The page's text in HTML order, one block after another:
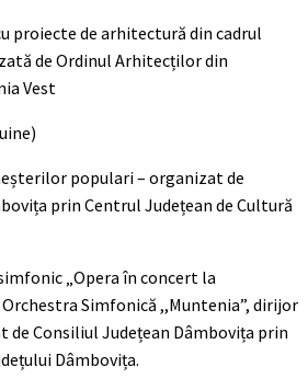
proiecte de arhitectură din cadrul
de Ordinul Arhitecților din
Vest
populari – organizat de
prin Centrul Județean de Cultură
„Opera în concert la
Simfonică ,,Muntenia”, dirijor
de Consiliul Județean Dâmbovița prin
Dâmbovița.